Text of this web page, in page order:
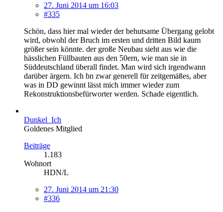
27. Juni 2014 um 16:03
#335
Schön, dass hier mal wieder der behutsame Übergang gelobt
wird, obwohl der Bruch im ersten und dritten Bild kaum
größer sein könnte. der große Neubau sieht aus wie die
hässlichen Füllbauten aus den 50ern, wie man sie in
Süddeutschland überall findet. Man wird sich irgendwann
darüber ärgern. Ich bn zwar generell für zeitgemäßes, aber
was in DD gewinnt lässt mich immer wieder zum
Rekonstruktionsbefürworter werden. Schade eigentlich.
Dunkel_Ich
Goldenes Mitglied
Beiträge
1.183
Wohnort
HDN/L
27. Juni 2014 um 21:30
#336